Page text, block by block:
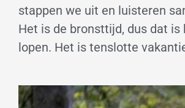
stappen we uit en luisteren
Het is de bronsttijd, dus dat
lopen. Het is tenslotte